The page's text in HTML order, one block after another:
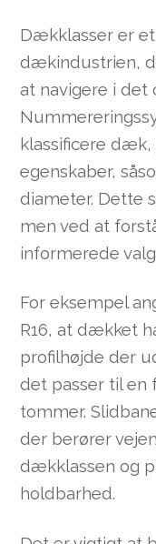
Dækklasser er
dækindustrien,
at navigere i
klassificere
egenskaber,
diameter. Dette
men ved at
informerede
For eksempel
R16, at dækket
profilhøjde der
det passer til en
tommer.
der berører
dækklassen og
holdbarhed.